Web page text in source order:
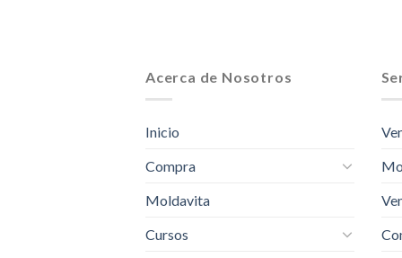
Acerca de Nosotros
Inicio
Compra
Moldavita
Cursos